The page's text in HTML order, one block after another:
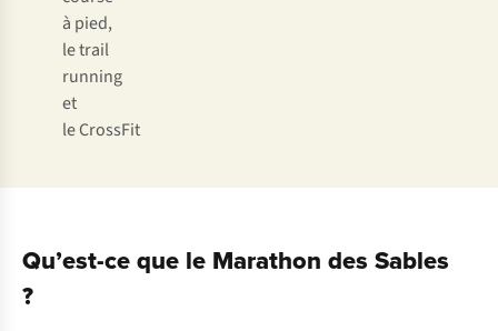
à pied,
le trail
running
et
le CrossFit
Qu’est-ce que le Marathon des Sables
?